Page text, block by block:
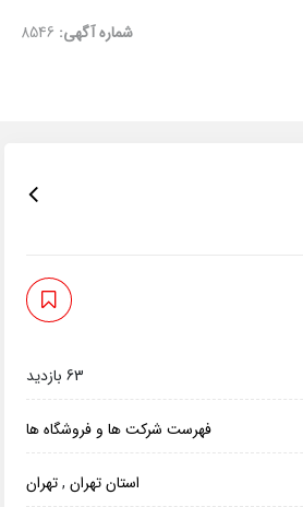
شماره آگهی: 8546
63 بازدید
فهرست شرکت ها و فروشگاه ها
استان تهران,تهران